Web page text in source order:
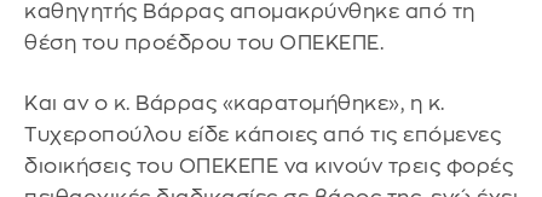
καθηγητής Βάρρας απομακρύνθηκε από τη
θέση του προέδρου του ΟΠΕΚΕΠΕ.
Και αν ο κ. Βάρρας «καρατομήθηκε», η κ.
Τυχεροπούλου είδε κάποιες από τις επόμενες
διοικήσεις του ΟΠΕΚΕΠΕ να κινούν τρεις φορές